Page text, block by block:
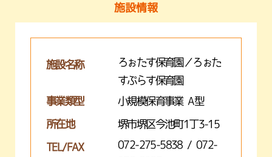
施設情報
施設名称
ろぉたす保育園／ろぉた
すぷらす保育園
事業類型
小規模保育事業 A型
所在地 堺市堺区今池町1丁3-15
TEL/FAX
072-275-5838 / 072-